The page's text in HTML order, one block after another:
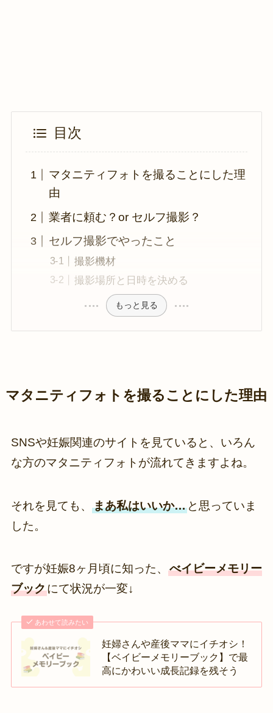
目次
マタニティフォトを撮ることにした理
由
業者に頼む？or セルフ撮影？
セルフ撮影でやったこと
撮影機材
撮影場所と日時を決める
もっと見る
マタニティフォトを撮ることにした理由
SNSや妊娠関連のサイトを見ていると、いろん
な方のマタニティフォトが流れてきますよね。
それを見ても、 まあ私はいいか…と思っていま
した。
ですが妊娠8ヶ月頃に知った、 べイビーメモリー
ブックにて状況が一変↓
あわせて読みたい
妊婦さんや産後ママにイチオシ！
【ベイビーメモリーブック】で最
高にかわいい成長記録を残そう